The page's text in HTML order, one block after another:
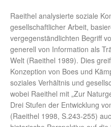
Raeithel analysierte soziale
gesellschaftlicher Arbeit,
vergegenständlichten Begriff
generell von Information als
Welt (Raeithel 1989). Dies
Konzeption von Boes und
soziales Verhältnis und
wobei Raeithel mit „Zur
Drei Stufen der Entwicklung
(Raeithel 1998, S.243-255)